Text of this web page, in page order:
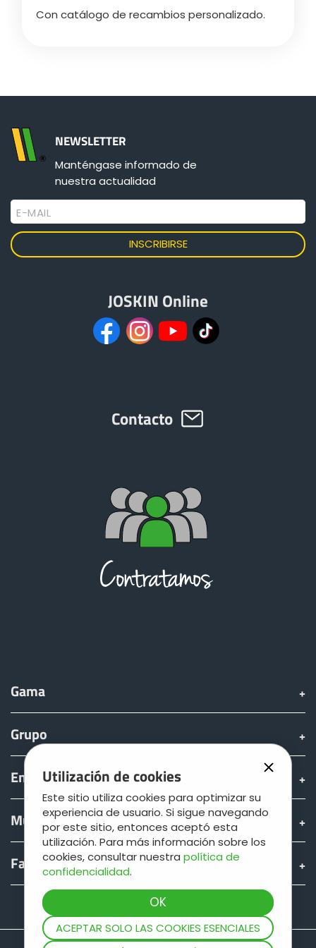
Utilización de cookies
Este sitio utiliza cookies para optimizar su
experiencia de usuario. Si sigue navegando
por este sitio, entonces aceptó esta
utilización. Para más información sobre los
cookies, consultar nuestra política de
confidencialidad.
ACEPTAR SOLO LAS COOKIES ESENCIALES
Con catálogo de recambios personalizado.
NEWSLETTER
Manténgase informado de
nuestra actualidad
E-MAIL
JOSKIN Online
Contacto
Gama
Grupo
Encontrar & comprar
Mundo JOSKIN
Fan shop
Teamviewer